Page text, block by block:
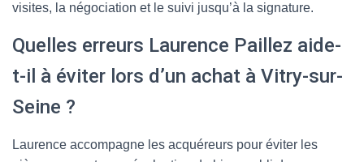
visites, la négociation et le suivi jusqu’à la signature.
Quelles erreurs Laurence Paillez aide-
t-il à éviter lors d’un achat à Vitry-sur-
Seine ?
Laurence accompagne les acquéreurs pour éviter les